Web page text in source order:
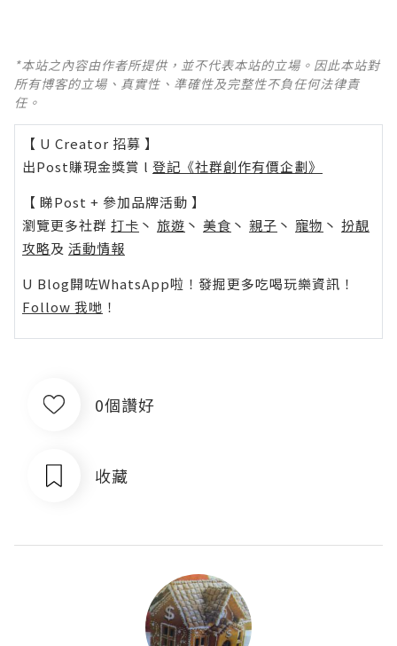
*本站之內容由作者所提供，並不代表本站的立場。因此本站對
所有博客的立場、真實性、準確性及完整性不負任何法律責
任。
【 U Creator 招募 】
出Post賺現金獎賞 l 登記《社群創作有價企劃》
【 睇Post + 參加品牌活動 】
瀏覽更多社群 打卡 丶 旅遊 丶 美食 丶 親子 丶 寵物 丶 扮靚
攻略及 活動情報
U Blog開咗WhatsApp啦！發掘更多吃喝玩樂資訊！
Follow 我哋 ！
0個讚好
收藏